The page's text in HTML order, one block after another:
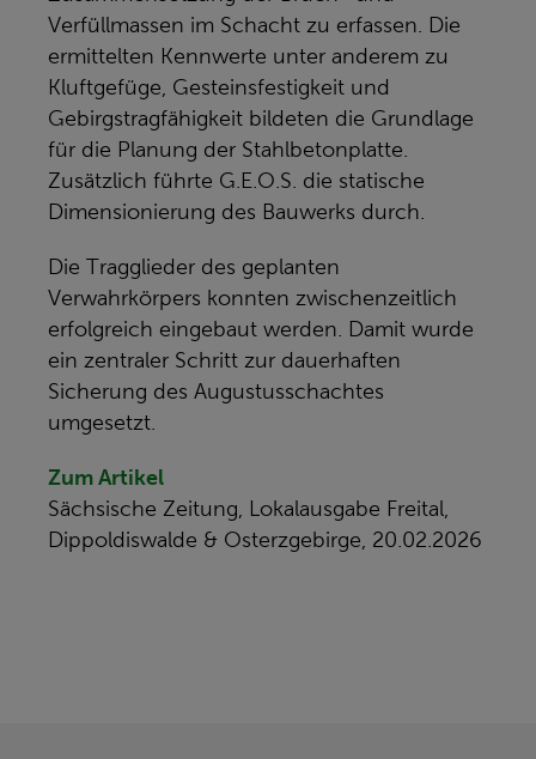
Verfüllmassen im Schacht zu erfassen. Die
ermittelten Kennwerte unter anderem zu
Kluftgefüge, Gesteinsfestigkeit und
Gebirgstragfähigkeit bildeten die Grundlage
für die Planung der Stahlbetonplatte.
Zusätzlich führte G.E.O.S. die statische
Dimensionierung des Bauwerks durch.
Die Tragglieder des geplanten
Verwahrkörpers konnten zwischenzeitlich
erfolgreich eingebaut werden. Damit wurde
ein zentraler Schritt zur dauerhaften
Sicherung des Augustusschachtes
umgesetzt.
Zum Artikel
Sächsische Zeitung, Lokalausgabe Freital,
Dippoldiswalde & Osterzgebirge, 20.02.2026